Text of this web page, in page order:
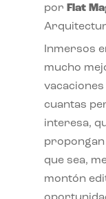
por Flat
Inmersos
mucho
cuantas
interesa,
que sea,
montón